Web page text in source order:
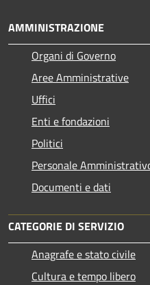
AMMINISTRAZIONE
Organi di Governo
Aree Amministrative
Uffici
Enti e fondazioni
Politici
Personale
Documenti e dati
CATEGORIE DI SERVIZIO
Anagrafe e stato civile
Cultura e tempo libero